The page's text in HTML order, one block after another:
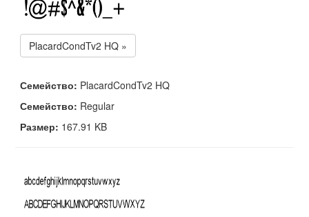
PlacardCondTv2 HQ »
Семейство: PlacardCondTv2 HQ
Семейство: Regular
Размер: 167.91 KB